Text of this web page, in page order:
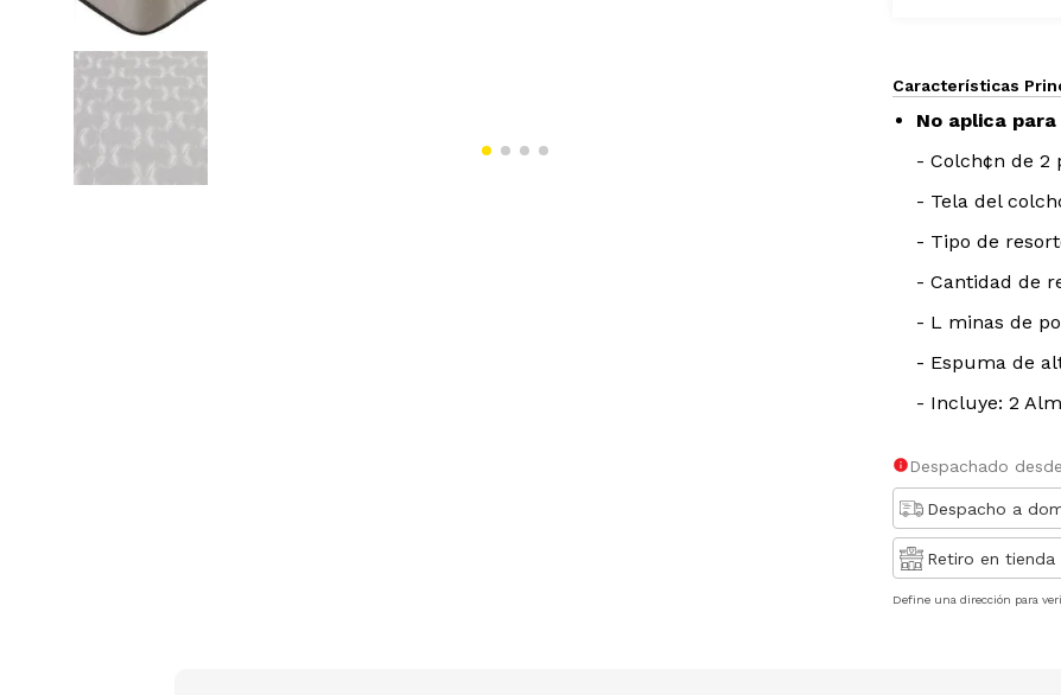
Características
No aplica
- Colch¢n de 2
- Tela del
- Tipo de
- Cantidad de
- L minas de
- Espuma de
- Incluye: 2
Despachado desde
Despacho a
Retiro en tienda
Define una dirección para